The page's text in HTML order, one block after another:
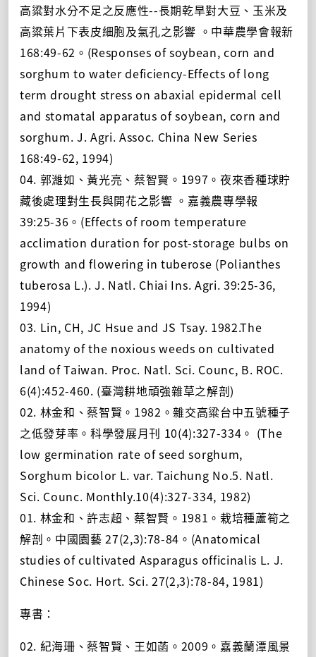
高粱對水分不足之反應性--長期乾旱對大豆、玉米及
高粱葉片下表皮細胞及氣孔之影響 。中華農學會報新
168:49-62。(Responses of soybean, corn and
sorghum to water deficiency-Effects of long
term drought stress on abaxial epidermal cell
and stomatal apparatus of soybean, corn and
sorghum. J. Agri. Assoc. China New Series
168:49-62, 1994)
04. 郭濰如、黃光亮、蔡智賢。1997。夜來香種球貯
藏後處理對生長與開花之影響 。嘉義農專學報
39:25-36。(Effects of room temperature
acclimation duration for post-storage bulbs on
growth and flowering in tuberose (Polianthes
tuberosa L.). J. Natl. Chiai Ins. Agri. 39:25-36,
1994)
03. Lin, CH, JC Hsue and JS Tsay. 1982.The
anatomy of the noxious weeds on cultivated
land of Taiwan. Proc. Natl. Sci. Counc, B. ROC.
6(4):452-460. (臺灣耕地頑強雜草之解剖)
02. 林金和、蔡智賢。1982。雜交高粱台中五號種子
之低發芽率。科學發展月刊 10(4):327-334。 (The
low germination rate of seed sorghum,
Sorghum bicolor L. var. Taichung No.5. Natl.
Sci. Counc. Monthly.10(4):327-334, 1982)
01. 林金和、許志超、蔡智賢。1981。栽培種蘆筍之
解剖。中國園藝 27(2,3):78-84。(Anatomical
studies of cultivated Asparagus officinalis L. J.
Chinese Soc. Hort. Sci. 27(2,3):78-84, 1981)
專書：
02. 紀海珊、蔡智賢、王如菡。2009。嘉義蘭潭風景